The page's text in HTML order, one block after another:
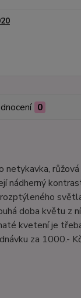
0
netykavka,
nádherný
doba květu
kvetení je
za 1000.-